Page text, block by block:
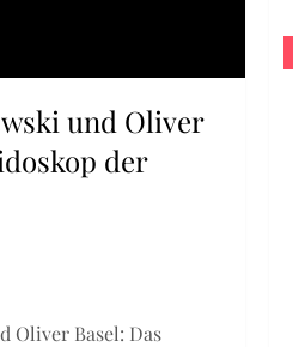
und Oliver
der
Oliver Basel: Das